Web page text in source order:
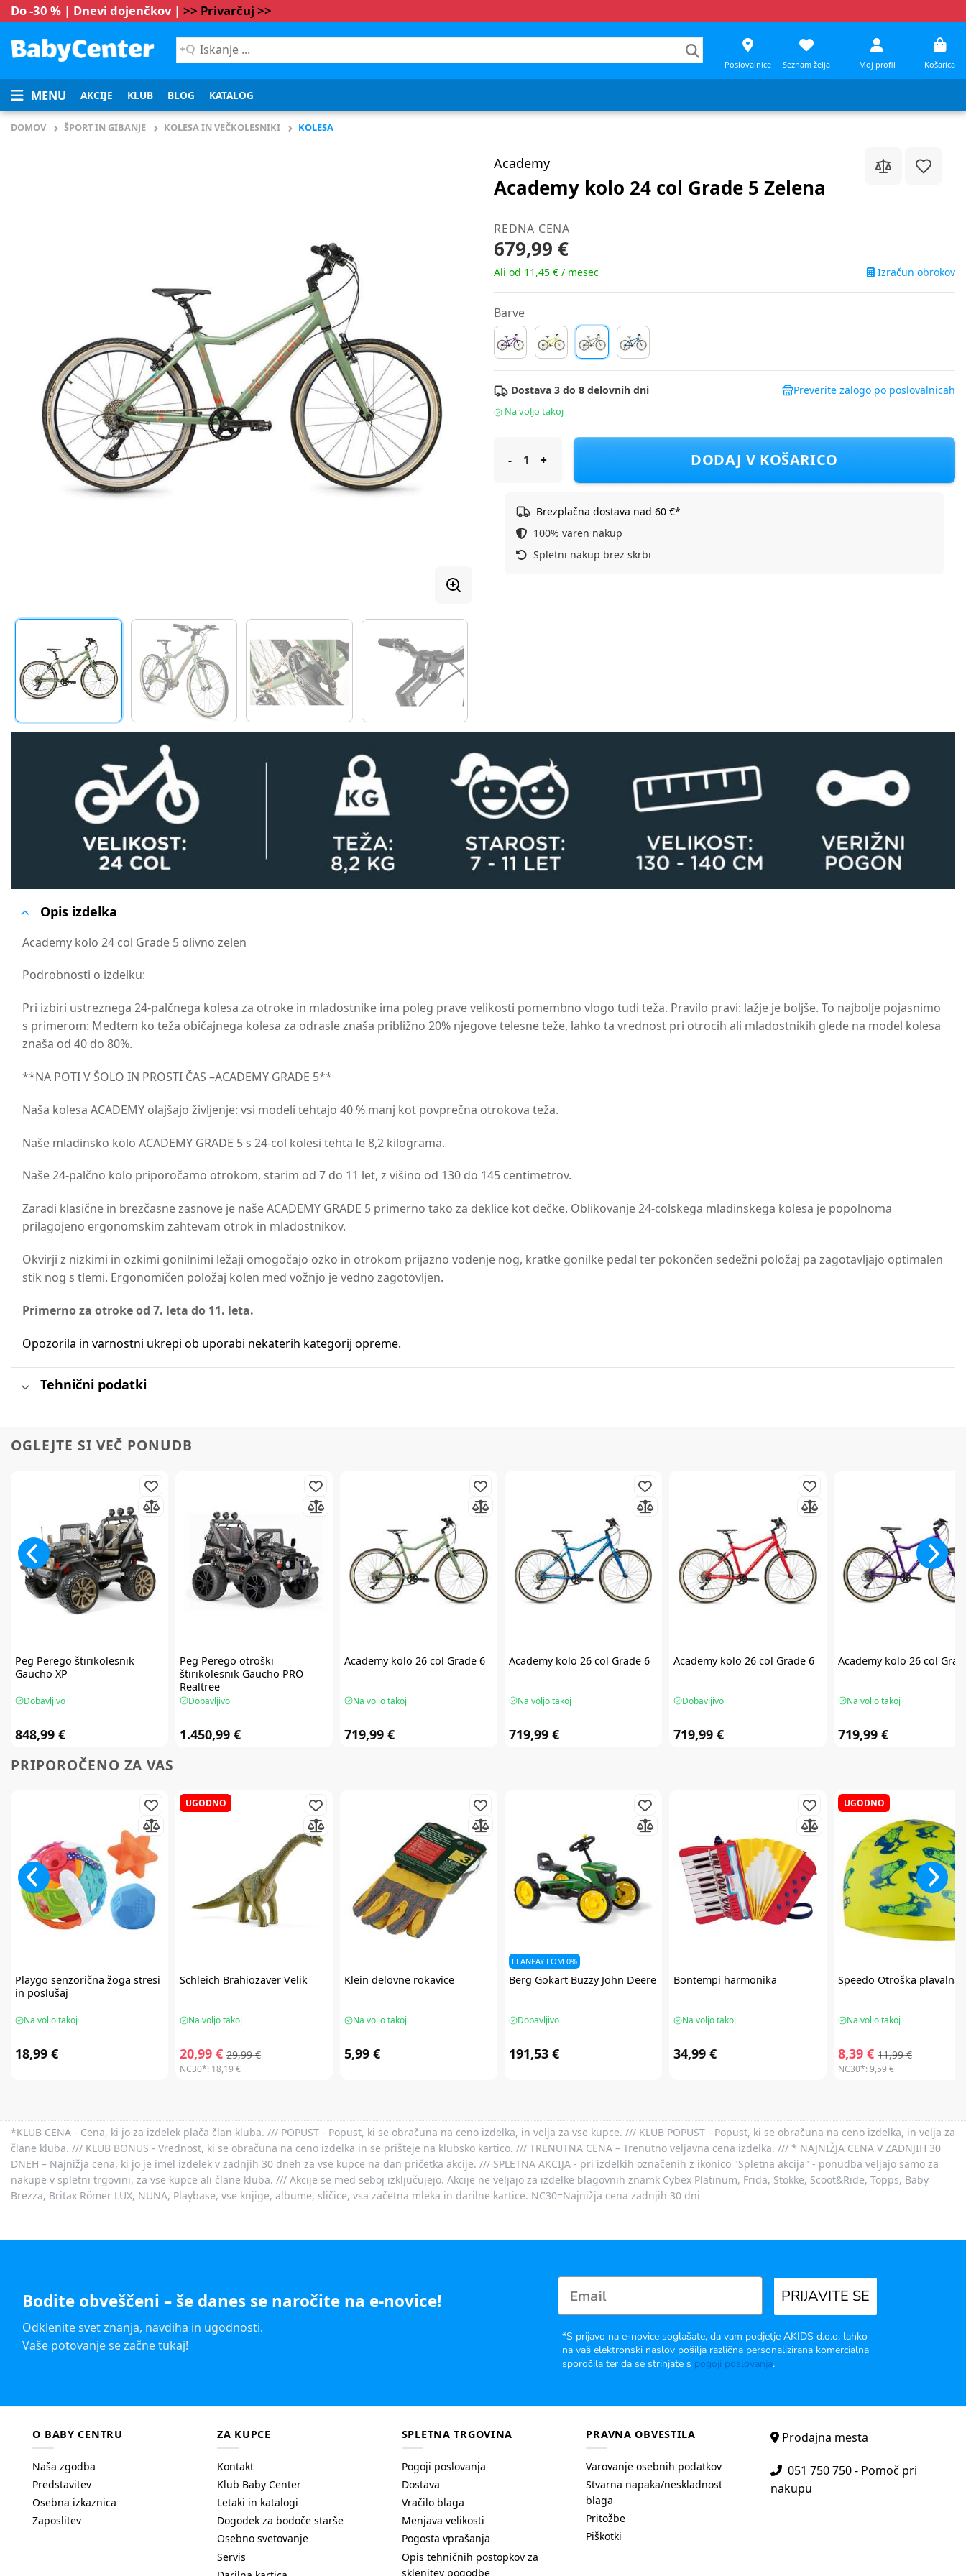
Do -30 % | Dnevi dojenčkov | >> Privarčuj >>
Iskanje
...
Poslovalnice Seznam želja Moj profil Košarica
MENU AKCIJE KLUB BLOG KATALOG
DOMOV ŠPORT IN GIBANJE KOLESA IN VEČKOLESNIKI KOLESA
Academy
Academy kolo 24 col Grade 5 Zelena
REDNA CENA
679,99 €
Ali od 11,45 € / mesec Izračun obrokov
Barve
Dostava 3 do 8 delovnih dni Preverite zalogo po poslovalnicah
Na voljo takoj
Academy kolo 24 col Grade 5 Zelena
DODAJ V KOŠARICO
Brezplačna dostava nad 60 €*
100% varen nakup
Spletni nakup brez skrbi
Opis izdelka
Academy kolo 24 col Grade 5 olivno zelen
Podrobnosti o izdelku:
Pri izbiri ustreznega 24-palčnega kolesa za otroke in mladostnike ima poleg prave velikosti pomembno vlogo tudi teža. Pravilo pravi: lažje je boljše. To najbolje pojasnimo
s primerom: Medtem ko teža običajnega kolesa za odrasle znaša približno 20% njegove telesne teže, lahko ta vrednost pri otrocih ali mladostnikih glede na model kolesa
znaša od 40 do 80%.
**NA POTI V ŠOLO IN PROSTI ČAS –ACADEMY GRADE 5**
Naša kolesa ACADEMY olajšajo življenje: vsi modeli tehtajo 40 % manj kot povprečna otrokova teža.
Naše mladinsko kolo ACADEMY GRADE 5 s 24-col kolesi tehta le 8,2 kilograma.
Naše 24-palčno kolo priporočamo otrokom, starim od 7 do 11 let, z višino od 130 do 145 centimetrov.
Zaradi klasične in brezčasne zasnove je naše ACADEMY GRADE 5 primerno tako za deklice kot dečke. Oblikovanje 24-colskega mladinskega kolesa je popolnoma
prilagojeno ergonomskim zahtevam otrok in mladostnikov.
Okvirji z nizkimi in ozkimi gonilnimi ležaji omogočajo ozko in otrokom prijazno vodenje nog, kratke gonilke pedal ter pokončen sedežni položaj pa zagotavljajo optimalen
stik nog s tlemi. Ergonomičen položaj kolen med vožnjo je vedno zagotovljen.
Primerno za otroke od 7. leta do 11. leta.
Opozorila in varnostni ukrepi ob uporabi nekaterih kategorij opreme.
Tehnični podatki
OGLEJTE SI VEČ PONUDB
Peg Perego štirikolesnik
Gaucho XP
Dobavljivo
848,99 €
Peg Perego otroški
štirikolesnik Gaucho PRO
Realtree
Dobavljivo
1.450,99 €
Academykolo 26 col Grade 6
Na voljo takoj
719,99 €
Academykolo 26 col Grade 6
Na voljo takoj
719,99 €
Academykolo 26 col Grade 6
Dobavljivo
719,99 €
Academykolo 26 col
Na voljo takoj
719,99 €
PRIPOROČENO ZA VAS
Playgo senzorična žoga stresi
in poslušaj
Na voljo takoj
18,99 €
UGODNO
Schleich Brahiozaver Velik
Na voljo takoj
20,99 € 29,99 €
NC30*: 18,19 €
Klein delovne rokavice
Na voljo takoj
5,99 €
LEANPAY EOM 0%
Berg Gokart Buzzy John Deere
Dobavljivo
191,53 €
Bontempi harmonika
Na voljo takoj
34,99 €
UGODNO
Speedo Otroška plavalna
Na voljo takoj
8,39 € 11,99 €
NC30*:9,59 €
*KLUB CENA - Cena, ki jo za izdelek plača član kluba. /// POPUST - Popust, ki se obračuna na ceno izdelka, in velja za vse kupce. /// KLUB POPUST - Popust, ki se obračuna na ceno izdelka, in velja za
člane kluba. /// KLUB BONUS - Vrednost, ki se obračuna na ceno izdelka in se prišteje na klubsko kartico. /// TRENUTNA CENA – Trenutno veljavna cena izdelka. /// * NAJNIŽJA CENA V ZADNJIH 30
DNEH – Najnižja cena, ki jo je imel izdelek v zadnjih 30 dneh za vse kupce na dan pričetka akcije. /// SPLETNA AKCIJA - pri izdelkih označenih z ikonico "Spletna akcija" - ponudba veljajo samo za
nakupe v spletni trgovini, za vse kupce ali člane kluba. /// Akcije se med seboj izključujejo. Akcije ne veljajo za izdelke blagovnih znamk Cybex Platinum, Frida, Stokke, Scoot&Ride, Topps, Baby
Brezza, Britax Römer LUX, NUNA, Playbase, vse knjige, albume, sličice, vsa začetna mleka in darilne kartice. NC30=Najnižja cena zadnjih 30 dni
Bodite obveščeni – še danes se naročite na e-novice!
Odklenite svet znanja, navdiha in ugodnosti.
Vaše potovanje se začne tukaj!
PRIJAVITE SE
*S prijavo na e-novice soglašate, da vam podjetje AKIDS d.o.o. lahko
na vaš elektronski naslov pošilja različna personalizirana komercialna
sporočila ter da se strinjate s pogoji poslovanja.
O BABY CENTRU
Naša zgodba
Predstavitev
Osebna izkaznica
Zaposlitev
ZA KUPCE
Kontakt
Klub Baby Center
Letaki in katalogi
Dogodek za bodoče starše
Osebno svetovanje
Servis
SPLETNA TRGOVINA
Pogoji poslovanja
Dostava
Vračilo blaga
Menjava velikosti
Pogosta vprašanja
Opis tehničnih postopkov za
sklenitev pogodbe
PRAVNA OBVESTILA
Varovanje osebnih podatkov
Stvarna napaka/neskladnost
blaga
Pritožbe
Piškotki
Prodajna mesta
051 750 750 - Pomoč pri
nakupu